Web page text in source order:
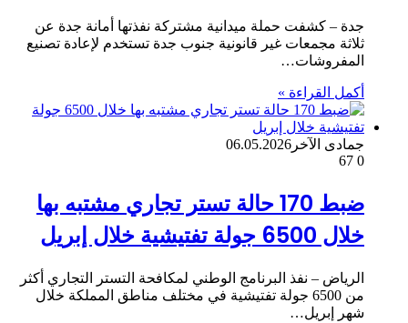
جدة – كشفت حملة ميدانية مشتركة نفذتها أمانة جدة عن
ثلاثة مجمعات غير قانونية جنوب جدة تستخدم لإعادة تصنيع
المفروشات…
أكمل القراءة »
جمادى الآخر 06.05.2026
0
ضبط 170 حالة تستر تجاري مشتبه بها
خلال 6500 جولة تفتيشية خلال إبريل
الرياض – نفذ البرنامج الوطني لمكافحة التستر التجاري أكثر
من 6500 جولة تفتيشية في مختلف مناطق المملكة خلال
شهر إبريل…